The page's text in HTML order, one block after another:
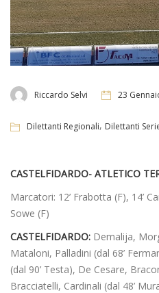
Riccardo Selvi 23
Dilettanti Regionali, Dilettanti
CASTELFIDARDO- ATLETICO
Marcatori: 12’ Frabotta (F), 14’
Sowe (F)
CASTELFIDARDO: Demalija,
Mataloni, Palladini (dal 68’
(dal 90’ Testa), De Cesare,
Bracciatelli, Cardinali (dal 48’